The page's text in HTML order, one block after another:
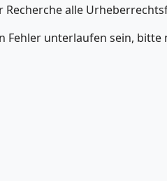
Recherche alle
Fehler unterlaufen sein,